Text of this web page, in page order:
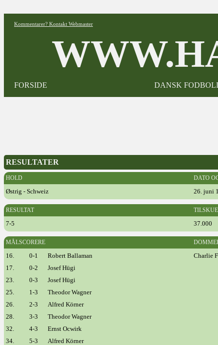
Kommentarer? Kontakt Webmaster
FORSIDE DANSK
RESULTATER
HOLD DATO
Østrig - Schweiz 26. juni
RESULTAT
7-5 37.000
MÅLSCORERE
16. 0-1 Robert Ballaman
Charlie
17.
0-2
Josef Hügi
23.
0-3
Josef Hügi
25.
1-3
Theodor Wagner
26.
2-3
Alfred Körner
28.
3-3
Theodor Wagner
32.
4-3
Ernst Ocwirk
34.
5-3
Alfred Körner